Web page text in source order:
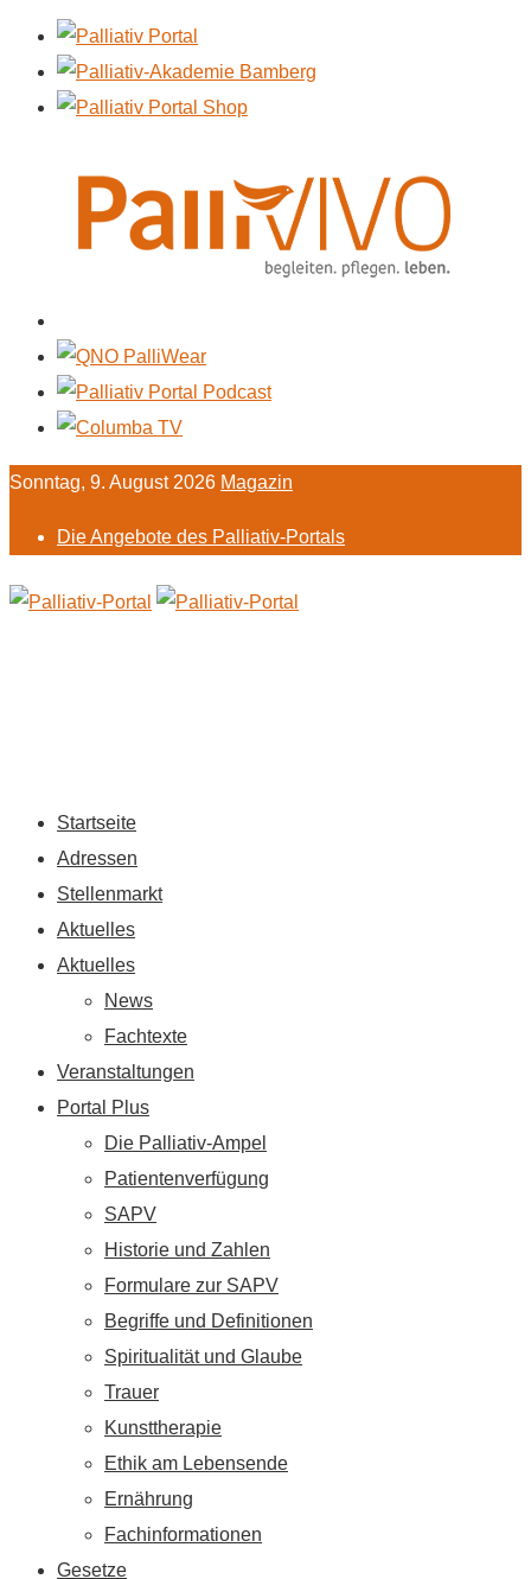
Sonntag, 9. August 2026 Magazin
Die Angebote des Palliativ-Portals
Startseite
Adressen
Stellenmarkt
Aktuelles
Aktuelles
News
Fachtexte
Veranstaltungen
Portal Plus
Die Palliativ-Ampel
Patientenverfügung
SAPV
Historie und Zahlen
Formulare zur SAPV
Begriffe und Definitionen
Spiritualität und Glaube
Trauer
Kunsttherapie
Ethik am Lebensende
Ernährung
Fachinformationen
Gesetze